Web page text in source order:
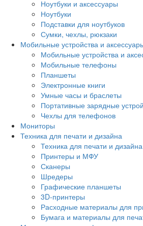
Ноутбуки и аксессуары
Ноутбуки
Подставки для ноутбуков
Сумки, чехлы, рюкзаки
Мобильные устройства и
Мобильные устройства и
Мобильные телефоны
Планшеты
Электронные книги
Умные часы и браслеты
Портативные зарядные
Чехлы для телефонов
Мониторы
Техника для печати и дизайна
Техника для печати и дизайна
Принтеры и МФУ
Сканеры
Шредеры
Графические планшеты
3D-принтеры
Расходные материалы для
Бумага и материалы для